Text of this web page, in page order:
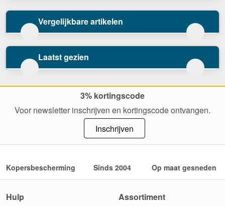
Vergelijkbare artikelen
Laatst gezien
3% kortingscode
Voor newsletter inschrijven en kortingscode ontvangen.
Inschrijven
Kopersbescherming Sinds 2004 Op maat gesneden
Hulp
Assortiment